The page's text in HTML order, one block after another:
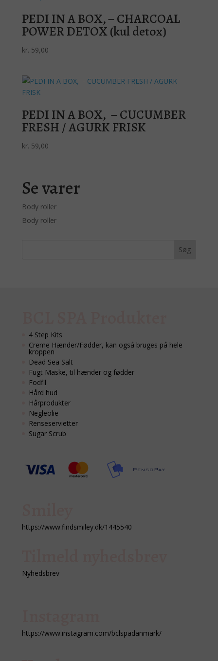
PEDI IN A BOX, – CHARCOAL
POWER DETOX (kul detox)
kr. 59,00
PEDI IN A BOX, – CUCUMBER
FRESH / AGURK FRISK
kr. 59,00
Se varer
Body roller
Body roller
4 Step Kits
Creme Hænder/Fødder, kan også bruges på hele
kroppen
Dead Sea Salt
Fugt Maske, til hænder og fødder
Fodfil
Hård hud
Hårprodukter
Negleolie
Renseservietter
Sugar Scrub
https://www.findsmiley.dk/1445540
Nyhedsbrev
https://www.instagram.com/bclspadanmark/